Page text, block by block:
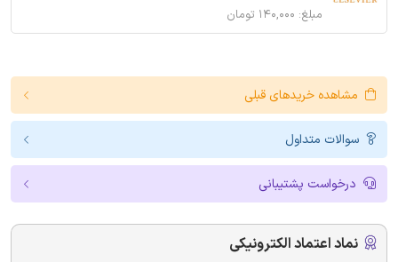
مبلغ: ۱۴۰,۰۰۰ تومان
مشاهده خریدهای قبلی
سوالات متداول
درخواست پشتیبانی
نماد اعتماد الکترونیکی